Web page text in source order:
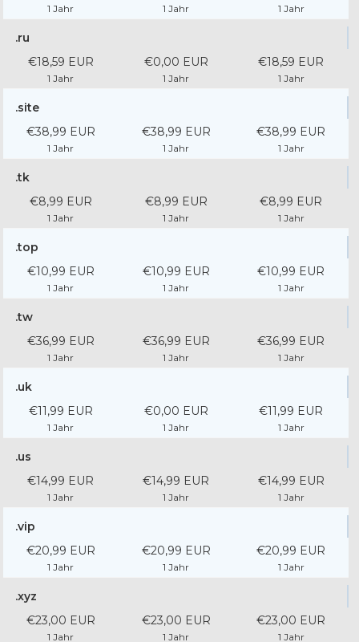
1 Jahr 1 Jahr 1 Jahr
.ru
€18,59 EUR
1 Jahr
€0,00 EUR
1 Jahr
€18,59 EUR
1 Jahr
.site
€38,99 EUR
1 Jahr
€38,99 EUR
1 Jahr
€38,99 EUR
1 Jahr
.tk
€8,99 EUR
1 Jahr
€8,99 EUR
1 Jahr
€8,99 EUR
1 Jahr
.top
€10,99 EUR
1 Jahr
€10,99 EUR
1 Jahr
€10,99 EUR
1 Jahr
.tw
€36,99 EUR
1 Jahr
€36,99 EUR
1 Jahr
€36,99 EUR
1 Jahr
.uk
€11,99 EUR
1 Jahr
€0,00 EUR
1 Jahr
€11,99 EUR
1 Jahr
.us
€14,99 EUR
1 Jahr
€14,99 EUR
1 Jahr
€14,99 EUR
1 Jahr
.vip
€20,99 EUR
1 Jahr
€20,99 EUR
1 Jahr
€20,99 EUR
1 Jahr
.xyz
€23,00 EUR
1 Jahr
€23,00 EUR
1 Jahr
€23,00 EUR
1 Jahr